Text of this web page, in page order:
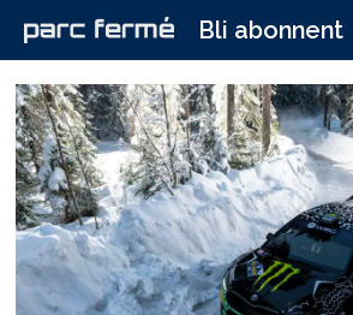
Bli abonnent